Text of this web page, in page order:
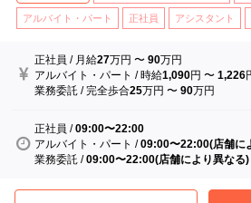
アルバイト・パート 正社員 アシスタント
正社員 / 月給27万円 〜90万円
アルバイト・パート /時給1,090円 〜1,226
業務委託 /完全歩合25万円 〜90万円
正社員 /09:00〜22:00
アルバイト・パート /09:00〜22:00(店舗に
業務委託 /09:00〜22:00(店舗により異なる)